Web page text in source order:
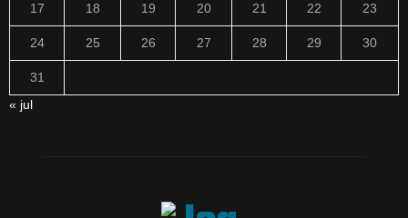
17 18 19 20 21 22 23
24 25 26 27 28 29 30
31
« jul